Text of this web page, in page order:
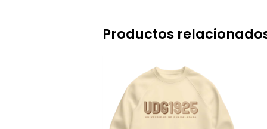
Productos